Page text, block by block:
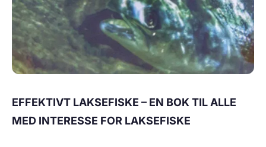
EFFEKTIVT LAKSEFISKE – EN BOK TIL ALLE
MED INTERESSE FOR LAKSEFISKE